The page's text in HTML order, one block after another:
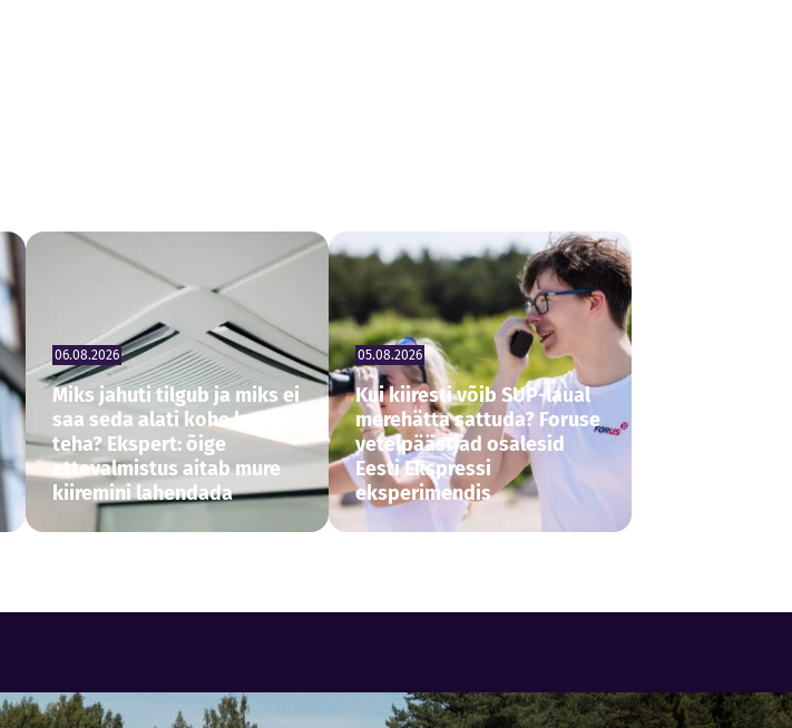
06.08.2026
Miks jahuti tilgub ja miks ei
saa seda alati kohe korda
teha? Ekspert: õige
ettevalmistus aitab mure
kiiremini lahendada
05.08.2026
Kui kiiresti võib SUP-laual
merehätta sattuda? Foruse
vetelpäästjad osalesid
Eesti Ekspressi
eksperimendis